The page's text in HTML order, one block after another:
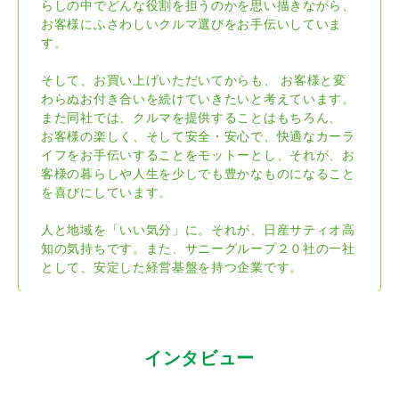
らしの中でどんな役割を担うのかを思い描きながら、
お客様にふさわしいクルマ選びをお手伝いしていま
す。
そして、お買い上げいただいてからも、 お客様と変
わらぬお付き合いを続けていきたいと考えています。
また同社では、クルマを提供することはもちろん、
お客様の楽しく、そして安全・安心で、快適なカーラ
イフをお手伝いすることをモットーとし、それが、お
客様の暮らしや人生を少しでも豊かなものになること
を喜びにしています。
人と地域を「いい気分」に。それが、日産サティオ高
知の気持ちです。また、サニーグループ２０社の一社
として、安定した経営基盤を持つ企業です。
インタビュー